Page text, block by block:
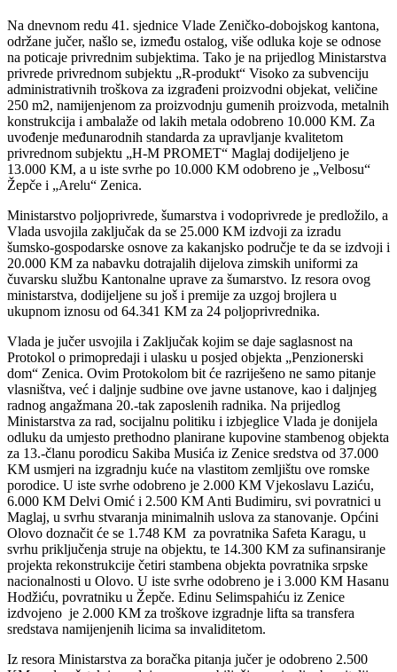
Na dnevnom redu 41. sjednice Vlade Zeničko-dobojskog kantona,
održane jučer, našlo se, između ostalog, više odluka koje se odnose
na poticaje privrednim subjektima. Tako je na prijedlog Ministarstva
privrede privrednom subjektu „R-produkt“ Visoko za subvenciju
administrativnih troškova za izgrađeni proizvodni objekat, veličine
250 m2, namijenjenom za proizvodnju gumenih proizvoda, metalnih
konstrukcija i ambalaže od lakih metala odobreno 10.000 KM. Za
uvođenje međunarodnih standarda za upravljanje kvalitetom
privrednom subjektu „H-M PROMET“ Maglaj dodijeljeno je
13.000 KM, a u iste svrhe po 10.000 KM odobreno je „Velbosu“
Žepče i „Arelu“ Zenica.
Ministarstvo poljoprivrede, šumarstva i vodoprivrede je predložilo, a
Vlada usvojila zaključak da se 25.000 KM izdvoji za izradu
šumsko-gospodarske osnove za kakanjsko područje te da se izdvoji i
20.000 KM za nabavku dotrajalih dijelova zimskih uniformi za
čuvarsku službu Kantonalne uprave za šumarstvo. Iz resora ovog
ministarstva, dodijeljene su još i premije za uzgoj brojlera u
ukupnom iznosu od 64.341 KM za 24 poljoprivrednika.
Vlada je jučer usvojila i Zaključak kojim se daje saglasnost na
Protokol o primopredaji i ulasku u posjed objekta „Penzionerski
dom“ Zenica. Ovim Protokolom bit će razriješeno ne samo pitanje
vlasništva, već i daljnje sudbine ove javne ustanove, kao i daljnjeg
radnog angažmana 20.-tak zaposlenih radnika. Na prijedlog
Ministarstva za rad, socijalnu politiku i izbjeglice Vlada je donijela
odluku da umjesto prethodno planirane kupovine stambenog objekta
za 13.-članu porodicu Sakiba Musića iz Zenice sredstva od 37.000
KM usmjeri na izgradnju kuće na vlastitom zemljištu ove romske
porodice. U iste svrhe odobreno je 2.000 KM Vjekoslavu Laziću,
6.000 KM Delvi Omić i 2.500 KM Anti Budimiru, svi povratnici u
Maglaj, u svrhu stvaranja minimalnih uslova za stanovanje. Općini
Olovo doznačit će se 1.748 KM za povratnika Safeta Karagu, u
svrhu priključenja struje na objektu, te 14.300 KM za sufinansiranje
projekta rekonstrukcije četiri stambena objekta povratnika srpske
nacionalnosti u Olovo. U iste svrhe odobreno je i 3.000 KM Hasanu
Hodžiću, povratniku u Žepče. Edinu Selimspahiću iz Zenice
izdvojeno je 2.000 KM za troškove izgradnje lifta sa transfera
sredstava namijenjenih licima sa invaliditetom.
Iz resora Ministarstva za boračka pitanja jučer je odobreno 2.500